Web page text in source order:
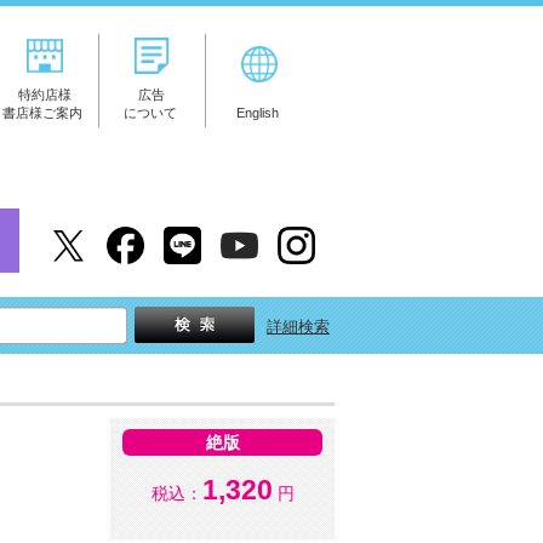
特約店様
書店様ご案内
広告
について
English
詳細検索
絶版
税込： 1,320 円